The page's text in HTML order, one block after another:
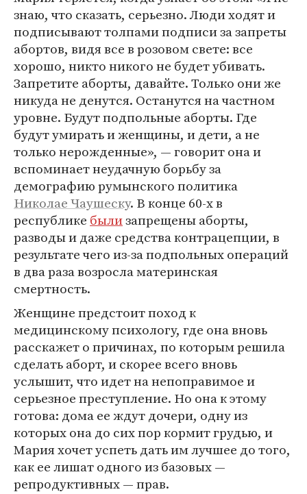
знаю, что сказать, серьезно. Люди ходят и
подписывают толпами подписи за запреты
абортов, видя все в розовом свете: все
хорошо, никто никого не будет убивать.
Запретите аборты, давайте. Только они же
никуда не денутся. Останутся на частном
уровне. Будут подпольные аборты. Где
будут умирать и женщины, и дети, а не
только нерожденные», — говорит она и
вспоминает неудачную борьбу за
демографию румынского политика
Николае Чаушеску. В конце 60-х в
республике былизапрещены аборты,
разводы и даже средства контрацепции, в
результате чего из-за подпольных операций
в два раза возросла материнская
смертность.
Женщине предстоит поход к
медицинскому психологу, где она вновь
расскажет о причинах, по которым решила
сделать аборт, и скорее всего вновь
услышит, что идет на непоправимое и
серьезное преступление. Но она к этому
готова: дома ее ждут дочери, одну из
которых она до сих пор кормит грудью, и
Мария хочет успеть дать им лучшее до того,
как ее лишат одного из базовых —
репродуктивных — прав.